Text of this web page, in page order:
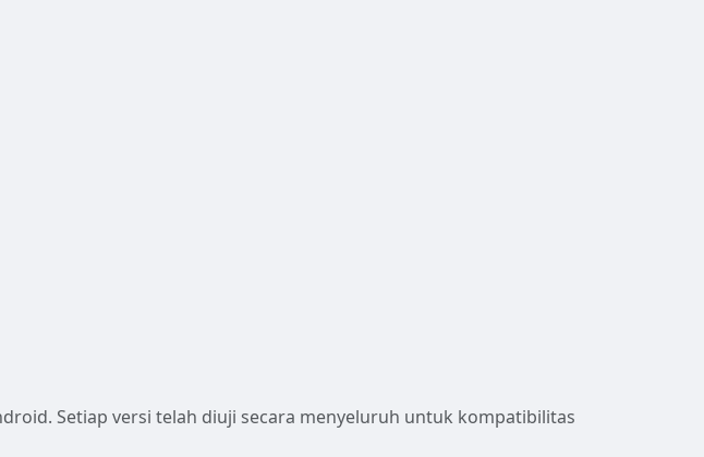
Setiap versi telah diuji secara menyeluruh untuk kompatibilitas